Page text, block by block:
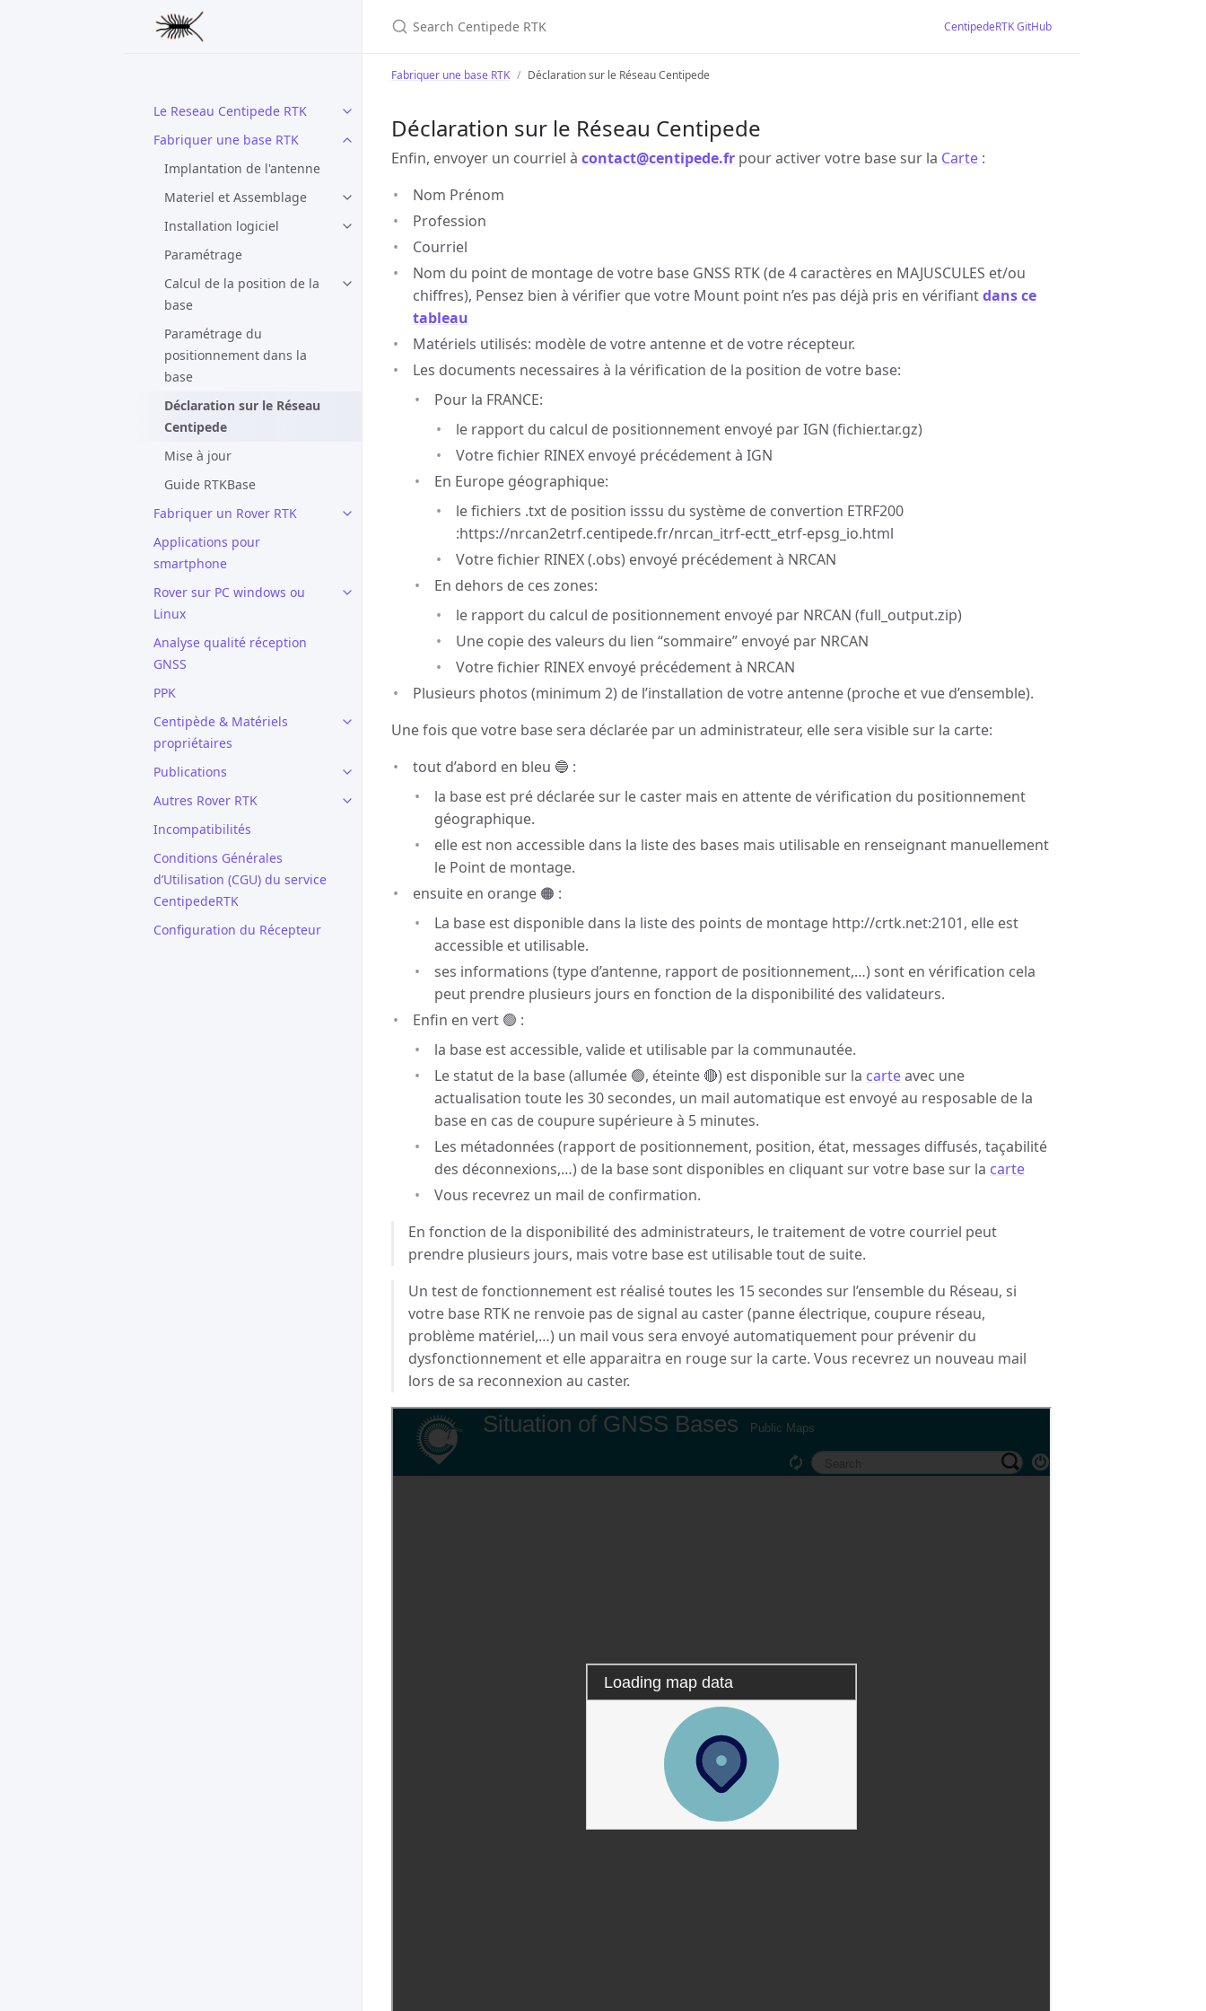
Le Reseau Centipede RTK
Fabriquer une base RTK
Implantation de l'antenne
Materiel et Assemblage
Installation logiciel
Paramétrage
Calcul de la position de la
base
Paramétrage du
positionnement dans la
base
Déclaration sur le Réseau
Centipede
Mise à jour
Guide RTKBase
Fabriquer un Rover RTK
Applications pour
smartphone
Rover sur PC windows ou
Linux
Analyse qualité réception
GNSS
PPK
Centipède & Matériels
propriétaires
Publications
Autres Rover RTK
Incompatibilités
Conditions Générales
d’Utilisation (CGU) du service
CentipedeRTK
Configuration du Récepteur
CentipedeRTK GitHub
Fabriquer une base RTK Déclaration sur le Réseau Centipede
Déclaration sur le Réseau Centipede
Enfin, envoyer un courriel à contact@centipede.fr pour activer votre base sur la Carte :
Nom Prénom
Profession
Courriel
Nom du point de montage de votre base GNSS RTK (de 4 caractères en MAJUSCULES et/ou
chiffres), Pensez bien à vérifier que votre Mount point n’es pas déjà pris en vérifiantdans ce
tableau
Matériels utilisés: modèle de votre antenne et de votre récepteur.
Les documents necessaires à la vérification de la position de votre base:
Pour la FRANCE:
le rapport du calcul de positionnement envoyé par IGN (fichier.tar.gz)
Votre fichier RINEX envoyé précédement à IGN
En Europe géographique:
le fichiers .txt de position isssu du système de convertion ETRF200
:https://nrcan2etrf.centipede.fr/nrcan_itrf-ectt_etrf-epsg_io.html
Votre fichier RINEX (.obs) envoyé précédement à NRCAN
En dehors de ces zones:
le rapport du calcul de positionnement envoyé par NRCAN (full_output.zip)
Une copie des valeurs du lien “sommaire” envoyé par NRCAN
Votre fichier RINEX envoyé précédement à NRCAN
Plusieurs photos (minimum 2) de l’installation de votre antenne (proche et vue d’ensemble).
Une fois que votre base sera déclarée par un administrateur, elle sera visible sur la carte:
tout d’abord en bleu 🔵 :
la base est pré déclarée sur le caster mais en attente de vérification du positionnement
géographique.
elle est non accessible dans la liste des bases mais utilisable en renseignant manuellement
le Point de montage.
ensuite en orange 🟠 :
La base est disponible dans la liste des points de montage http://crtk.net:2101, elle est
accessible et utilisable.
ses informations (type d’antenne, rapport de positionnement,…) sont en vérification cela
peut prendre plusieurs jours en fonction de la disponibilité des validateurs.
Enfin en vert 🟢 :
la base est accessible, valide et utilisable par la communautée.
Le statut de la base (allumée 🟢, éteinte 🔴) est disponible sur la carteavec une
actualisation toute les 30 secondes, un mail automatique est envoyé au resposable de la
base en cas de coupure supérieure à 5 minutes.
Les métadonnées (rapport de positionnement, position, état, messages diffusés, taçabilité
des déconnexions,…) de la base sont disponibles en cliquant sur votre base sur la carte
Vous recevrez un mail de confirmation.
En fonction de la disponibilité des administrateurs, le traitement de votre courriel peut
prendre plusieurs jours, mais votre base est utilisable tout de suite.
Un test de fonctionnement est réalisé toutes les 15 secondes sur l’ensemble du Réseau, si
votre base RTK ne renvoie pas de signal au caster (panne électrique, coupure réseau,
problème matériel,…) un mail vous sera envoyé automatiquement pour prévenir du
dysfonctionnement et elle apparaitra en rouge sur la carte. Vous recevrez un nouveau mail
lors de sa reconnexion au caster.